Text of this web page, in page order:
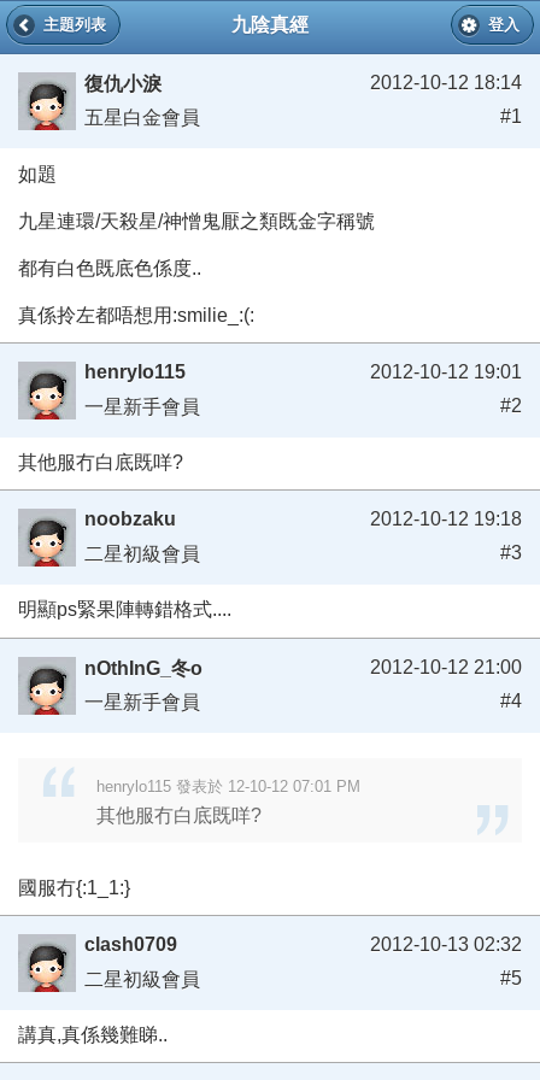
九陰真經
主題列表 登入
復仇小淚
五星白金會員
2012-10-12 18:14
#1
如題
九星連環/天殺星/神憎鬼厭之類既金字稱號
都有白色既底色係度..
真係拎左都唔想用:smilie_:(:
henrylo115
一星新手會員
2012-10-12 19:01
#2
其他服冇白底既咩?
noobzaku
二星初級會員
2012-10-12 19:18
#3
明顯ps緊果陣轉錯格式....
nOthInG_冬o
一星新手會員
2012-10-12 21:00
#4
henrylo115 發表於 12-10-12 07:01 PM
其他服冇白底既咩?
國服冇{:1_1:}
clash0709
二星初級會員
2012-10-13 02:32
#5
講真,真係幾難睇..